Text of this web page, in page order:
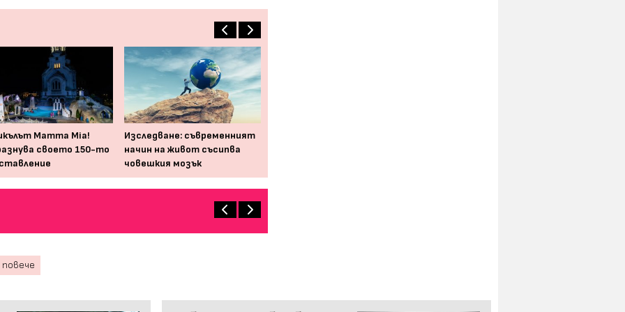
Mamma Mia!
своето 150-то
Изследване: съвременният
начин на живот съсипва
човешкия мозък